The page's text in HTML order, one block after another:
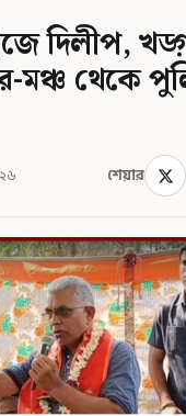
দিলীপ,
মঞ্চ থেকে
শেয়ার